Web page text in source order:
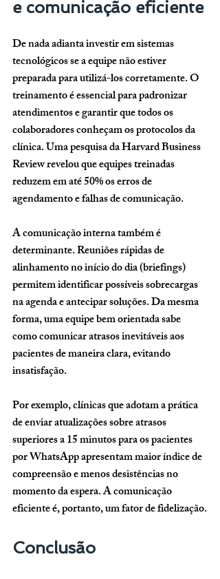
e comunicação eficiente
De nada adianta investir em sistemas
tecnológicos se a equipe não estiver
preparada para utilizá-los corretamente. O
treinamento é essencial para padronizar
atendimentos e garantir que todos os
colaboradores conheçam os protocolos da
clínica. Uma pesquisa da Harvard Business
Review revelou que equipes treinadas
reduzem em até 50% os erros de
agendamento e falhas de comunicação.
A comunicação interna também é
determinante. Reuniões rápidas de
alinhamento no início do dia (briefings)
permitem identificar possíveis sobrecargas
na agenda e antecipar soluções. Da mesma
forma, uma equipe bem orientada sabe
como comunicar atrasos inevitáveis aos
pacientes de maneira clara, evitando
insatisfação.
Por exemplo, clínicas que adotam a prática
de enviar atualizações sobre atrasos
superiores a 15 minutos para os pacientes
por WhatsApp apresentam maior índice de
compreensão e menos desistências no
momento da espera. A comunicação
eficiente é, portanto, um fator de fidelização.
Conclusão